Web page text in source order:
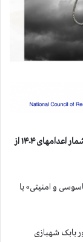
با اعدام دست کم ۲۷زندانی در روزهای ۲۳ تا ۲۵ شهریور شمار اعدامهای ۱۴۰۴ از
و امنیتی» با
اعلام کرد صبح چارشنبه ۲۶ شهریور بابک شهبازی